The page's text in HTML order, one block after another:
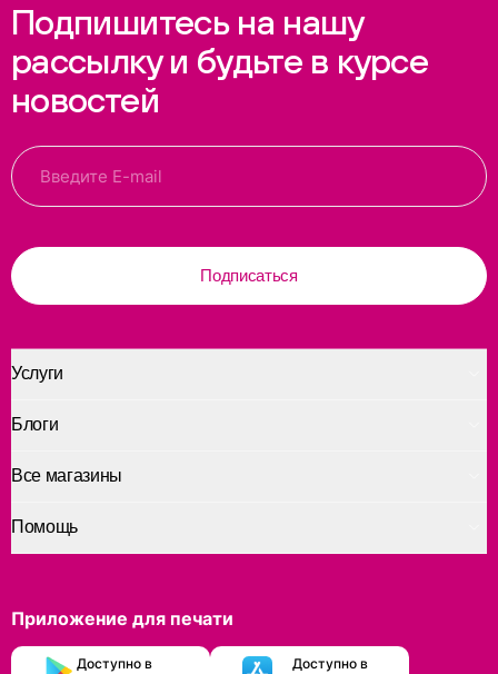
Подпишитесь на нашу
рассылку и будьте в курсе
новостей
Подписаться
Услуги
Помощь
Блоги
Все магазины
Приложение для печати
Доступно в Доступно в